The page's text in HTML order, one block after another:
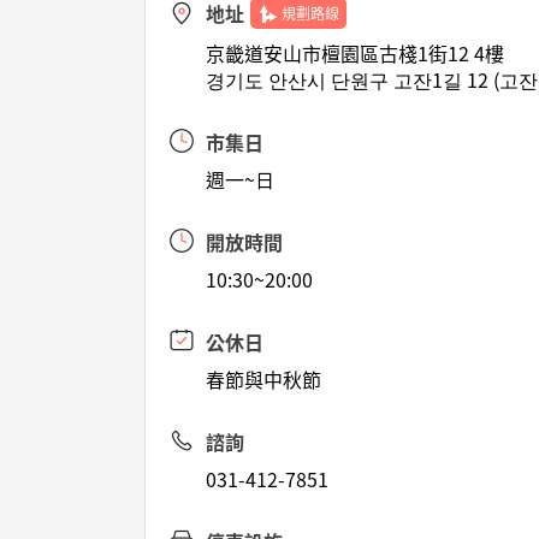
地址 規劃路線
京畿道安山市檀園區古棧1街12 4樓
경기도 안산시 단원구 고잔1길 12 (고
市集日
週一~日
開放時間
10:30~20:00
公休日
春節與中秋節
諮詢
031-412-7851